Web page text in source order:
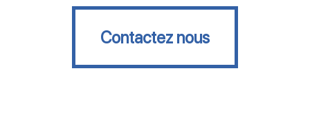
Contactez nous
Contactez nous